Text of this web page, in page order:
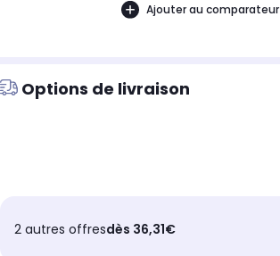
Ajouter au comparateur
Options de livraison
2 autres offresdès 36,31€